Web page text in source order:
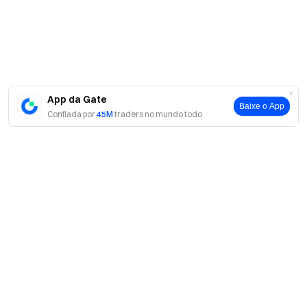
App da Gate
Confiada por45M traders no mundo todo
Baixe o App